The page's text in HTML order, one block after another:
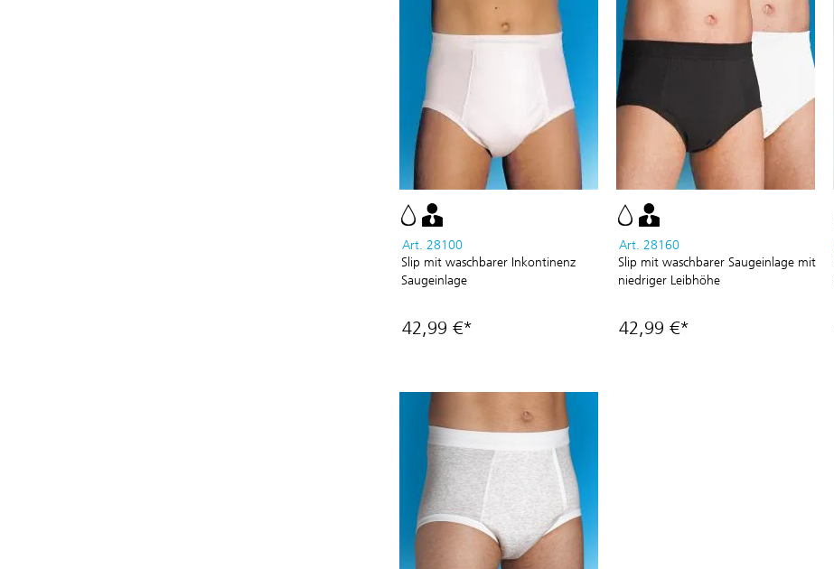
Art. 28100
Slip mit waschbarer Inkontinenz
Saugeinlage
42,99 €*
Art. 28160
Slip mit waschbarer Saugeinlage mit
niedriger Leibhöhe
42,99 €*